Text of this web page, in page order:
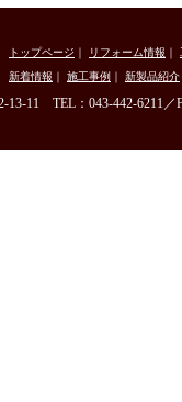
トップページ ｜ リフォーム情報 ｜
新着情報 ｜ 施工事例 ｜ 新製品紹介
11 TEL：043-442-6211／